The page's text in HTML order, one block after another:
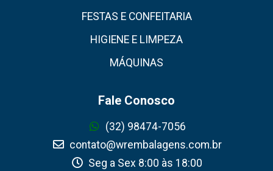
FESTAS E CONFEITARIA
HIGIENE E LIMPEZA
MÁQUINAS
Fale Conosco
(32) 98474-7056
contato@wrembalagens.com.br
Seg a Sex 8:00 às 18:00